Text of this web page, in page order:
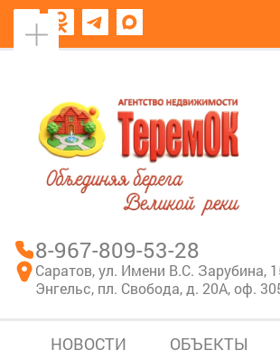
8-967-809-53-28
Саратов, ул. Имени В.С. Зарубина,
Энгельс, пл. Свобода, д. 20А, оф.
НОВОСТИ ОБЪЕКТЫ